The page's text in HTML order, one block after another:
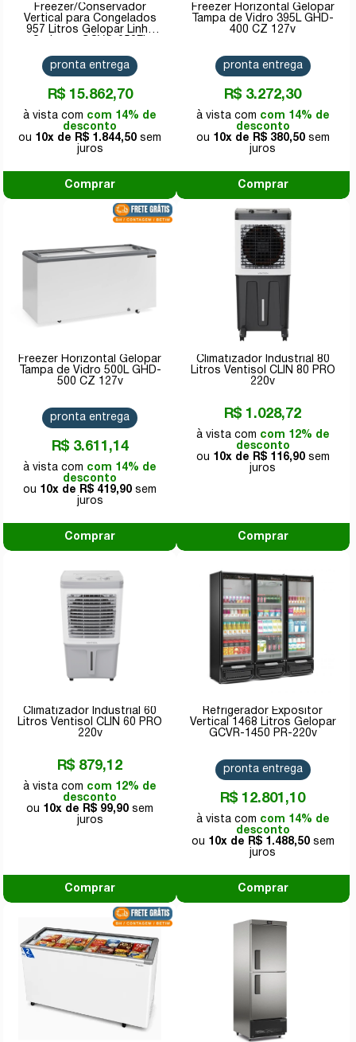
Freezer/Conservador
Vertical para Congelados
957 Litros Gelopar Linha
R$ 15.862,70
com 14% de
desconto
10x de
R$ 1.844,50
pronta entrega
Comprar
Freezer Horizontal Gelopar
Tampa de Vidro 395L GHD-
400 CZ 127v
R$ 3.272,30
com 14% de
desconto
10x de
R$ 380,50
pronta entrega
Comprar
Freezer Horizontal Gelopar
Tampa de Vidro 500L GHD-
500 CZ 127v
R$ 3.611,14
com 14% de
desconto
10x de
R$ 419,90
pronta entrega
Comprar
Climatizador Industrial 80
Litros Ventisol CLIN 80 PRO
220v
R$ 1.028,72
com 12% de
desconto
10x de
R$ 116,90
Comprar
Climatizador Industrial 60
Litros Ventisol CLIN 60 PRO
220v
R$ 879,12
com 12% de
desconto
10x de
R$ 99,90
Comprar
Refrigerador Expositor
Vertical 1468 Litros Gelopar
GCVR-1450 PR-220v
R$ 12.801,10
com 14% de
desconto
10x de
R$ 1.488,50
pronta entrega
Comprar